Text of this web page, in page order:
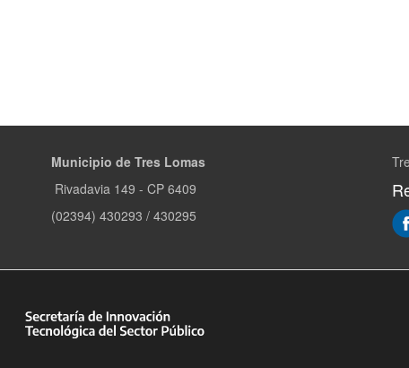
Municipio de Tres Lomas
Rivadavia 149 - CP 6409
(02394) 430293 / 430295